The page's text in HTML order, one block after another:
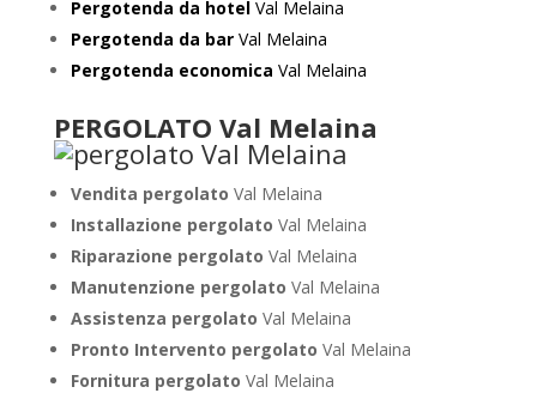
Pergotenda da hotelVal Melaina
Pergotenda da barVal Melaina
Pergotenda economica Val Melaina
PERGOLATO Val Melaina
Vendita pergolato Val Melaina
Installazione pergolato Val Melaina
Riparazione pergolato Val Melaina
Manutenzione pergolato Val Melaina
Assistenza pergolato Val Melaina
Pronto Intervento pergolato Val Melaina
Fornitura pergolato Val Melaina